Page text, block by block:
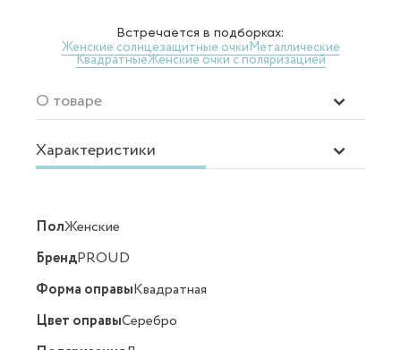
Встречается в подборках:
Женские солнцезащитные очкиМеталлические
КвадратныеЖенские очки с поляризацией
О товаре
Характеристики
ПолЖенские
БрендPROUD
Форма оправыКвадратная
Цвет оправыСеребро